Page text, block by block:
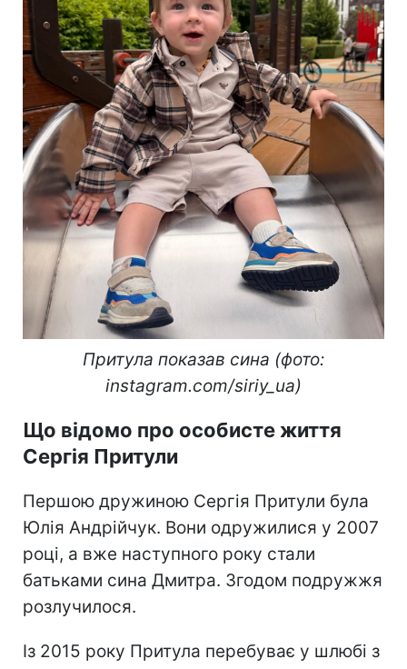
Притула показав сина (фото:
instagram.com/siriy_ua)
Що відомо про особисте життя
Сергія Притули
Першою дружиною Сергія Притули була
Юлія Андрійчук. Вони одружилися у 2007
році, а вже наступного року стали
батьками сина Дмитра. Згодом подружжя
розлучилося.
Із 2015 року Притула перебуває у шлюбі з